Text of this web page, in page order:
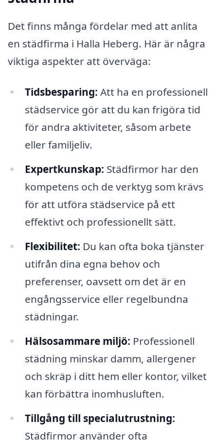
Det finns många fördelar med att anlita
en städfirma i Halla Heberg. Här är några
viktiga aspekter att överväga:
Tidsbesparing: Att ha en professionell
städservice gör att du kan frigöra tid
för andra aktiviteter, såsom arbete
eller familjeliv.
Expertkunskap: Städfirmor har den
kompetens och de verktyg som krävs
för att utföra städservice på ett
effektivt och professionellt sätt.
Flexibilitet: Du kan ofta boka tjänster
utifrån dina egna behov och
preferenser, oavsett om det är en
engångsservice eller regelbundna
städningar.
Hälsosammare miljö: Professionell
städning minskar damm, allergener
och skräp i ditt hem eller kontor, vilket
kan förbättra inomhusluften.
Tillgång till specialutrustning:
Städfirmor använder ofta